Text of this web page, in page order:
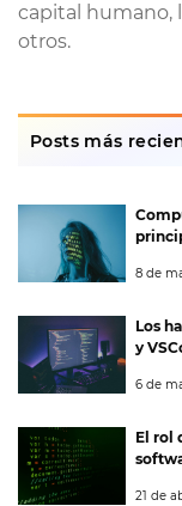
capital humano,
otros.
Posts más
8 de
Los
y
6 de
El rol
21 de